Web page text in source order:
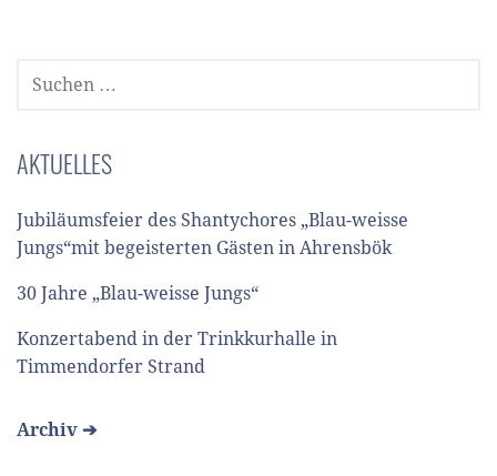
SUCHEN
NACH:
AKTUELLES
Jubiläumsfeier des Shantychores „Blau-weisse
Jungs“mit begeisterten Gästen in Ahrensbök
30 Jahre „Blau-weisse Jungs“
Konzertabend in der Trinkkurhalle in
Timmendorfer Strand
Archiv ➔